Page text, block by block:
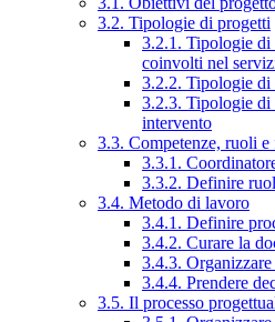
3.2. Tipologie di progetti
3.2.1. Tipologie di
coinvolti nel
3.2.2. Tipologie di
3.2.3. Tipologie di
intervento
3.3. Competenze, ruoli
3.3.1.
3.3.2. Definire
3.4. Metodo di lavoro
3.4.1. Definire
3.4.2. Curare la
3.4.3.
3.4.4. Prendere
3.5. Il processo